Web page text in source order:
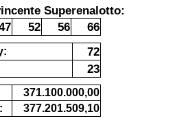
Superenalotto:
52 56 66
72
23
371.100.000,00
377.201.509,10